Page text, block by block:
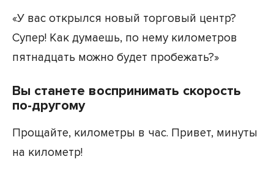
«У вас открылся новый торговый центр?
Супер! Как думаешь, по нему километров
пятнадцать можно будет пробежать?»
Вы станете воспринимать скорость
по-другому
Прощайте, километры в час. Привет, минуты
на километр!